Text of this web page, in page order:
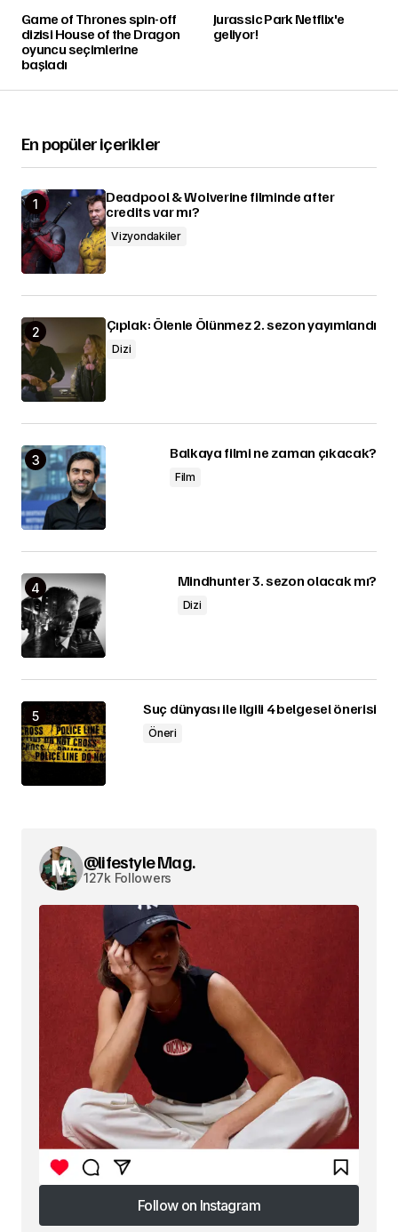
Game of Thrones spin-off
dizisi House of the Dragon
oyuncu seçimlerine
başladı
Jurassic Park Netflix'e
geliyor!
En popüler içerikler
Deadpool & Wolverine filminde after
credits var mı?
Vizyondakiler
Çıplak: Ölenle Ölünmez 2. sezon yayımlandı
Dizi
Balkaya filmi ne zaman çıkacak?
Film
Mindhunter 3. sezon olacak mı?
Dizi
Suç dünyası ile ilgili 4 belgesel önerisi
Öneri
@lifestyle Mag.
127k Followers
Follow on Instagram